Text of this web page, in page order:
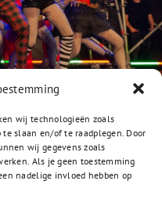
wij technologieën zoals
slaan en/of te raadplegen. Door
wij gegevens zoals
Als je geen toestemming
nadelige invloed hebben op